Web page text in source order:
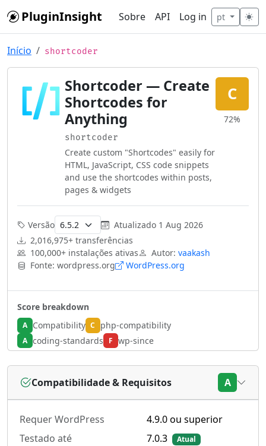
PluginInsight Sobre API Log in pt
Início shortcoder
Shortcoder — Create
Shortcodes for
Anything
shortcoder
Create custom "Shortcodes" easily for
HTML, JavaScript, CSS code snippets
and use the shortcodes within posts,
pages & widgets
C
72%
Versão Atualizado 1 Aug 2026
2,016,975+ transferências
100,000+ instalações ativas
Autor: vaakash
Fonte: wordpress.org
WordPress.org
Score breakdown
A Compatibility C php-compatibility
A coding-standards F wp-since
Compatibilidade & Requisitos A
Requer WordPress
4.9.0 ou superior
Testado até
7.0.3 Atual